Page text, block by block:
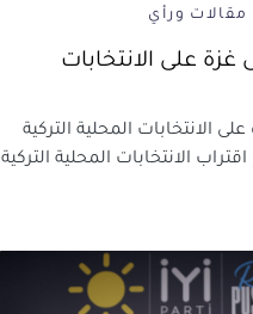
مقالات ورأي
على الانتخابات
الانتخابات المحلية التركية
نت 4/3/2024 مع اقتراب الانتخابات المحلية التركية